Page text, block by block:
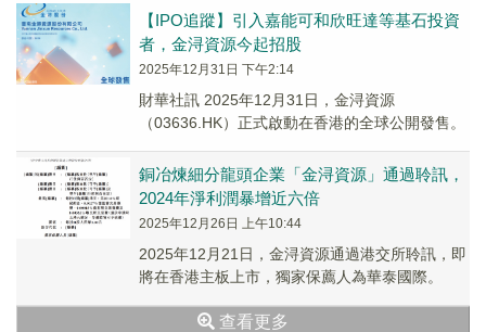
【IPO追蹤】引入嘉能可和欣旺達等基石投資
者，金浔資源今起招股
2025年12月31日 下午2:14
財華社訊 2025年12月31日，金浔資源
（03636.HK）正式啟動在香港的全球公開發售。
銅冶煉細分龍頭企業「金浔資源」通過聆訊，
2024年淨利潤暴增近六倍
2025年12月26日 上午10:44
2025年12月21日，金浔資源通過港交所聆訊，即
將在香港主板上市，獨家保薦人為華泰國際。
查看更多